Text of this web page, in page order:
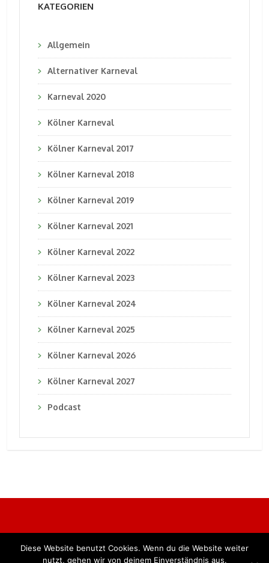
KATEGORIEN
Allgemein
Alternativer Karneval
Karneval 2020
Kölner Karneval
Kölner Karneval 2017
Kölner Karneval 2018
Kölner Karneval 2019
Kölner Karneval 2021
Kölner Karneval 2022
Kölner Karneval 2023
Kölner Karneval 2024
Kölner Karneval 2025
Kölner Karneval 2026
Kölner Karneval 2027
Podcast
Alle Rechte vorbehalten. BKB Verlag GmbH
Diese Website benutzt Cookies. Wenn du die Website weiter
nutzt, gehen wir von deinem Einverständnis aus.